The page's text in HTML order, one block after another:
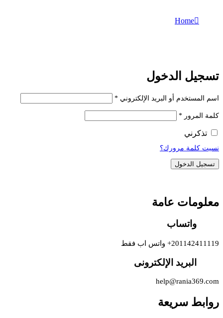
Home
تسجيل الدخول
اسم المستخدم أو البريد الإلكتروني *
كلمة المرور *
تذكرني
نسيت كلمة مرورك؟
تسجيل الدخول
معلومات عامة
واتساب
201142411119+ واتس اب فقط
البريد الإلكترونى
help@rania369.com
روابط سريعة